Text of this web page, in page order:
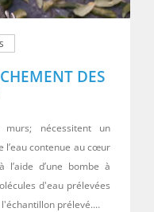
DES
murs; nécessitent un
l’eau contenue au cœur
d’une bombe à
d'eau prélevées
prélevé.…